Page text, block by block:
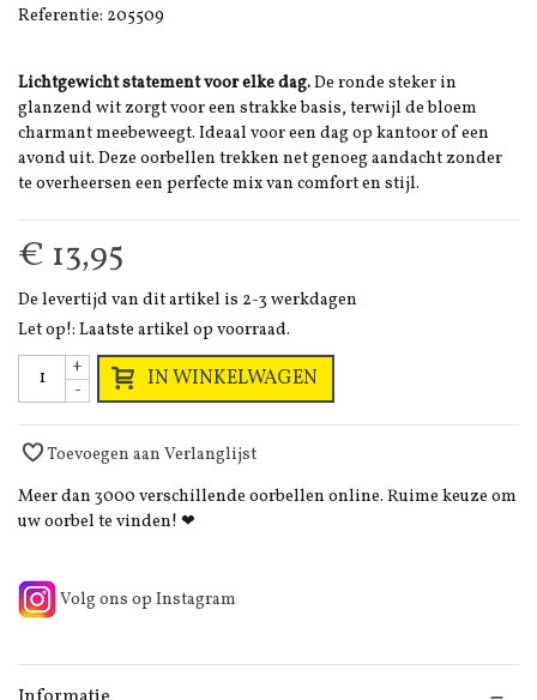
Referentie: 205509
Lichtgewicht statement voor elke dag.De ronde steker in
glanzend wit zorgt voor een strakke basis, terwijl de bloem
charmant meebeweegt. Ideaal voor een dag op kantoor of een
avond uit. Deze oorbellen trekken net genoeg aandacht zonder
te overheersen een perfecte mix van comfort en stijl.
€ 13,95
De levertijd van dit artikel is 2-3 werkdagen
Let op!: Laatste artikel op voorraad.
-
+ IN WINKELWAGEN
Toevoegen aan Verlanglijst
Meer dan 3000 verschillende oorbellen online. Ruime keuze om
uw oorbel te vinden! ❤
Volg ons op Instagram